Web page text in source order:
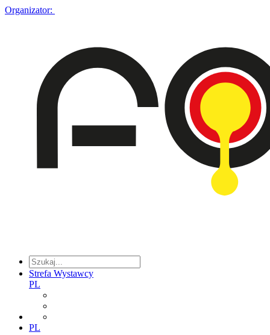
Organizator:
Strefa Wystawcy
PL
PL